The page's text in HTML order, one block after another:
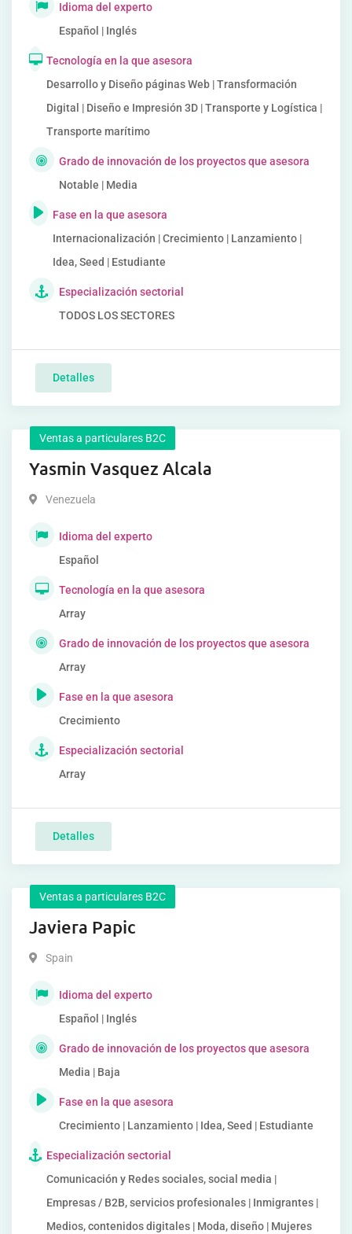
Idioma del experto
Español | Inglés
Tecnología en la que asesora
Desarrollo y Diseño páginas Web | Transformación
Digital | Diseño e Impresión 3D | Transporte y Logística |
Transporte marítimo
Grado de innovación de los proyectos que asesora
Notable | Media
Fase en la que asesora
Internacionalización | Crecimiento | Lanzamiento |
Idea, Seed | Estudiante
Especialización sectorial
TODOS LOS SECTORES
Detalles
Ventas a particulares B2C
Yasmin Vasquez Alcala
Venezuela
Idioma del experto
Español
Tecnología en la que asesora
Array
Grado de innovación de los proyectos que asesora
Array
Fase en la que asesora
Crecimiento
Especialización sectorial
Array
Detalles
Ventas a particulares B2C
Javiera Papic
Spain
Idioma del experto
Español | Inglés
Grado de innovación de los proyectos que asesora
Media | Baja
Fase en la que asesora
Crecimiento | Lanzamiento | Idea, Seed | Estudiante
Especialización sectorial
Comunicación y Redes sociales, social media |
Empresas / B2B, servicios profesionales | Inmigrantes |
Medios, contenidos digitales | Moda, diseño | Mujeres